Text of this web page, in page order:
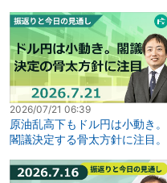
2026/07/21 06:39
原油乱高下もドル円は小動き。
閣議決定する骨太方針に注目。